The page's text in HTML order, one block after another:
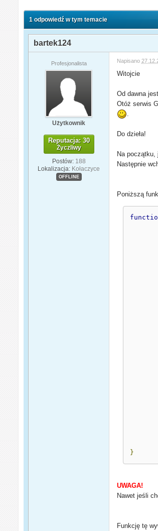
1 odpowiedź w tym temacie
bartek124
Profesjonalista
Użytkownik
Reputacja: 30
Życzliwy
Postów: 188
Lokalizacja: Kołaczyce
OFFLINE
Napisano
Witojcie
Od dawna
Otóż serwis
Do dzieła!
Na początku,
Następnie
Poniższą
}
UWAGA!
Nawet jeśli
Funkcję tę